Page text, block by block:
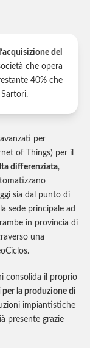
l’acquisizione del
che opera
40% che
per
of Things) per il
differenziata,
sia dal punto di
sede principale ad
in provincia di
una
.
consolida il proprio
la produzione di
impiantistiche
presente grazie